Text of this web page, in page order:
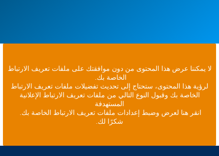
لا يمكننا عرض هذا المحتوى من دون موافقتك على ملفات تعريف الارتباط
الخاصة بك.
لرؤية هذا المحتوى، ستحتاج إلى تحديث تفضيلات ملفات تعريف الارتباط
الخاصة بك وقبول النوع التالي من ملفات تعريف الارتباط الإعلانية
المستهدفة
انقر هنا لعرض وضبط إعدادات ملفات تعريف الارتباط الخاصة بك.
شكرًا لك.